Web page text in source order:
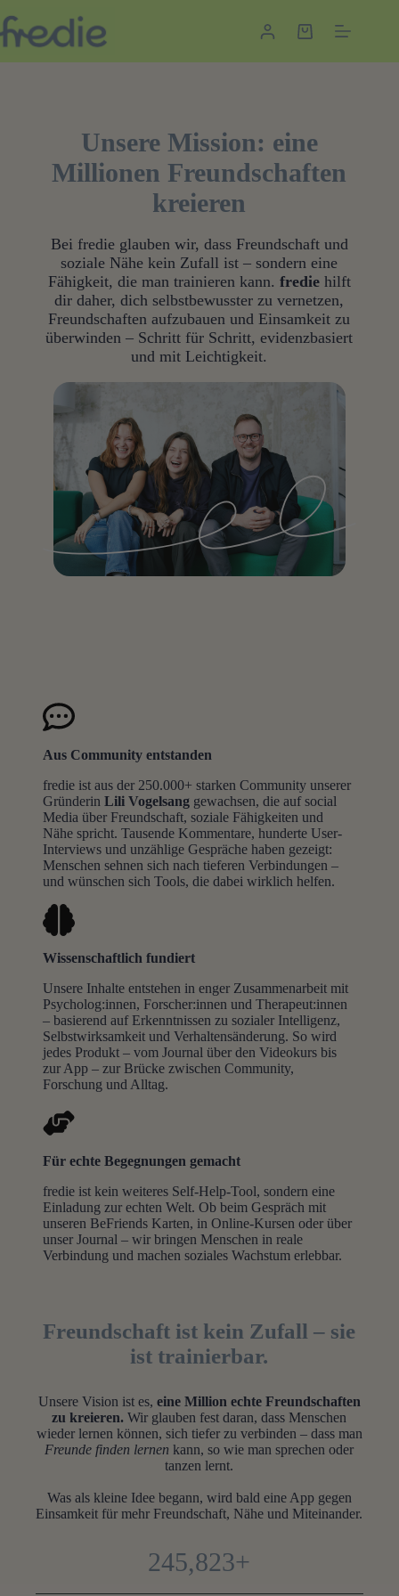
Inhalt
springen
Warenkorb
Unsere Mission: eine
Millionen Freundschaften
kreieren
Bei fredie glauben wir, dass Freundschaft und
soziale Nähe kein Zufall ist – sondern eine
Fähigkeit, die man trainieren kann. frediehilft
dir daher, dich selbstbewusster zu vernetzen,
Freundschaften aufzubauen und Einsamkeit zu
überwinden – Schritt für Schritt, evidenzbasiert
und mit Leichtigkeit.
Aus Community entstanden
fredie ist aus der 250.000+ starken Community unserer
GründerinLili Vogelsang gewachsen, die auf social
Media über Freundschaft, soziale Fähigkeiten und
Nähe spricht. Tausende Kommentare, hunderte User-
Interviews und unzählige Gespräche haben gezeigt:
Menschen sehnen sich nach tieferen Verbindungen –
und wünschen sich Tools, die dabei wirklich helfen.
Wissenschaftlich fundiert
Unsere Inhalte entstehen in enger Zusammenarbeit mit
Psycholog:innen, Forscher:innen und Therapeut:innen
– basierend auf Erkenntnissen zu sozialer Intelligenz,
Selbstwirksamkeit und Verhaltensänderung. So wird
jedes Produkt – vom Journal über den Videokurs bis
zur App – zur Brücke zwischen Community,
Forschung und Alltag.
Für echte Begegnungen gemacht
fredie ist kein weiteres Self-Help-Tool, sondern eine
Einladung zur echten Welt. Ob beim Gespräch mit
unseren BeFriends Karten, in Online-Kursen oder über
unser Journal – wir bringen Menschen in reale
Verbindung und machen soziales Wachstum erlebbar.
Freundschaft ist kein Zufall – sie
ist trainierbar.
Unsere Vision ist es, eine Million echte Freundschaften
zu kreieren.Wir glauben fest daran, dass Menschen
wieder lernen können, sich tiefer zu verbinden – dass man
Freunde finden lernen kann, so wie man sprechen oder
tanzen lernt.
Was als kleine Idee begann, wird bald eine App gegen
Einsamkeit für mehr Freundschaft, Nähe und Miteinander.
250,000+